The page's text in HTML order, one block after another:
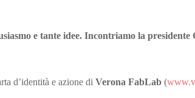
e tante idee. Incontriamo la presidente
d’identità e azione di Verona FabLab (